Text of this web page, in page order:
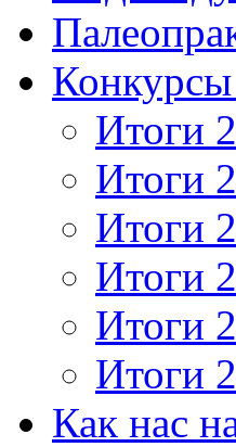
Итоги
Итоги
Итоги
Итоги
Итоги
Итоги
Как нас